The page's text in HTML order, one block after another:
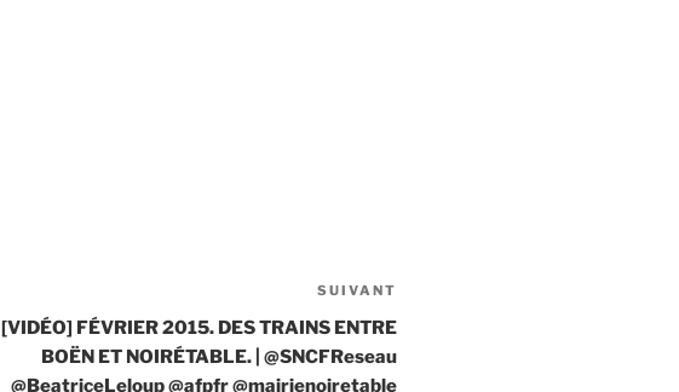
suivant
SUIVANT
[VIDÉO] FÉVRIER 2015. DES TRAINS ENTRE
BOËN ET NOIRÉTABLE. | @SNCFReseau
@BeatriceLeloup @afpfr @mairienoiretable